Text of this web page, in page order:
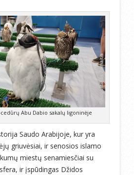
Abu Dabio sakalų ligoninėje
Saudo Arabijoje, kur yra
griuvėsiai, ir senosios islamo
miestų senamiesčiai su
ir įspūdingas Džidos